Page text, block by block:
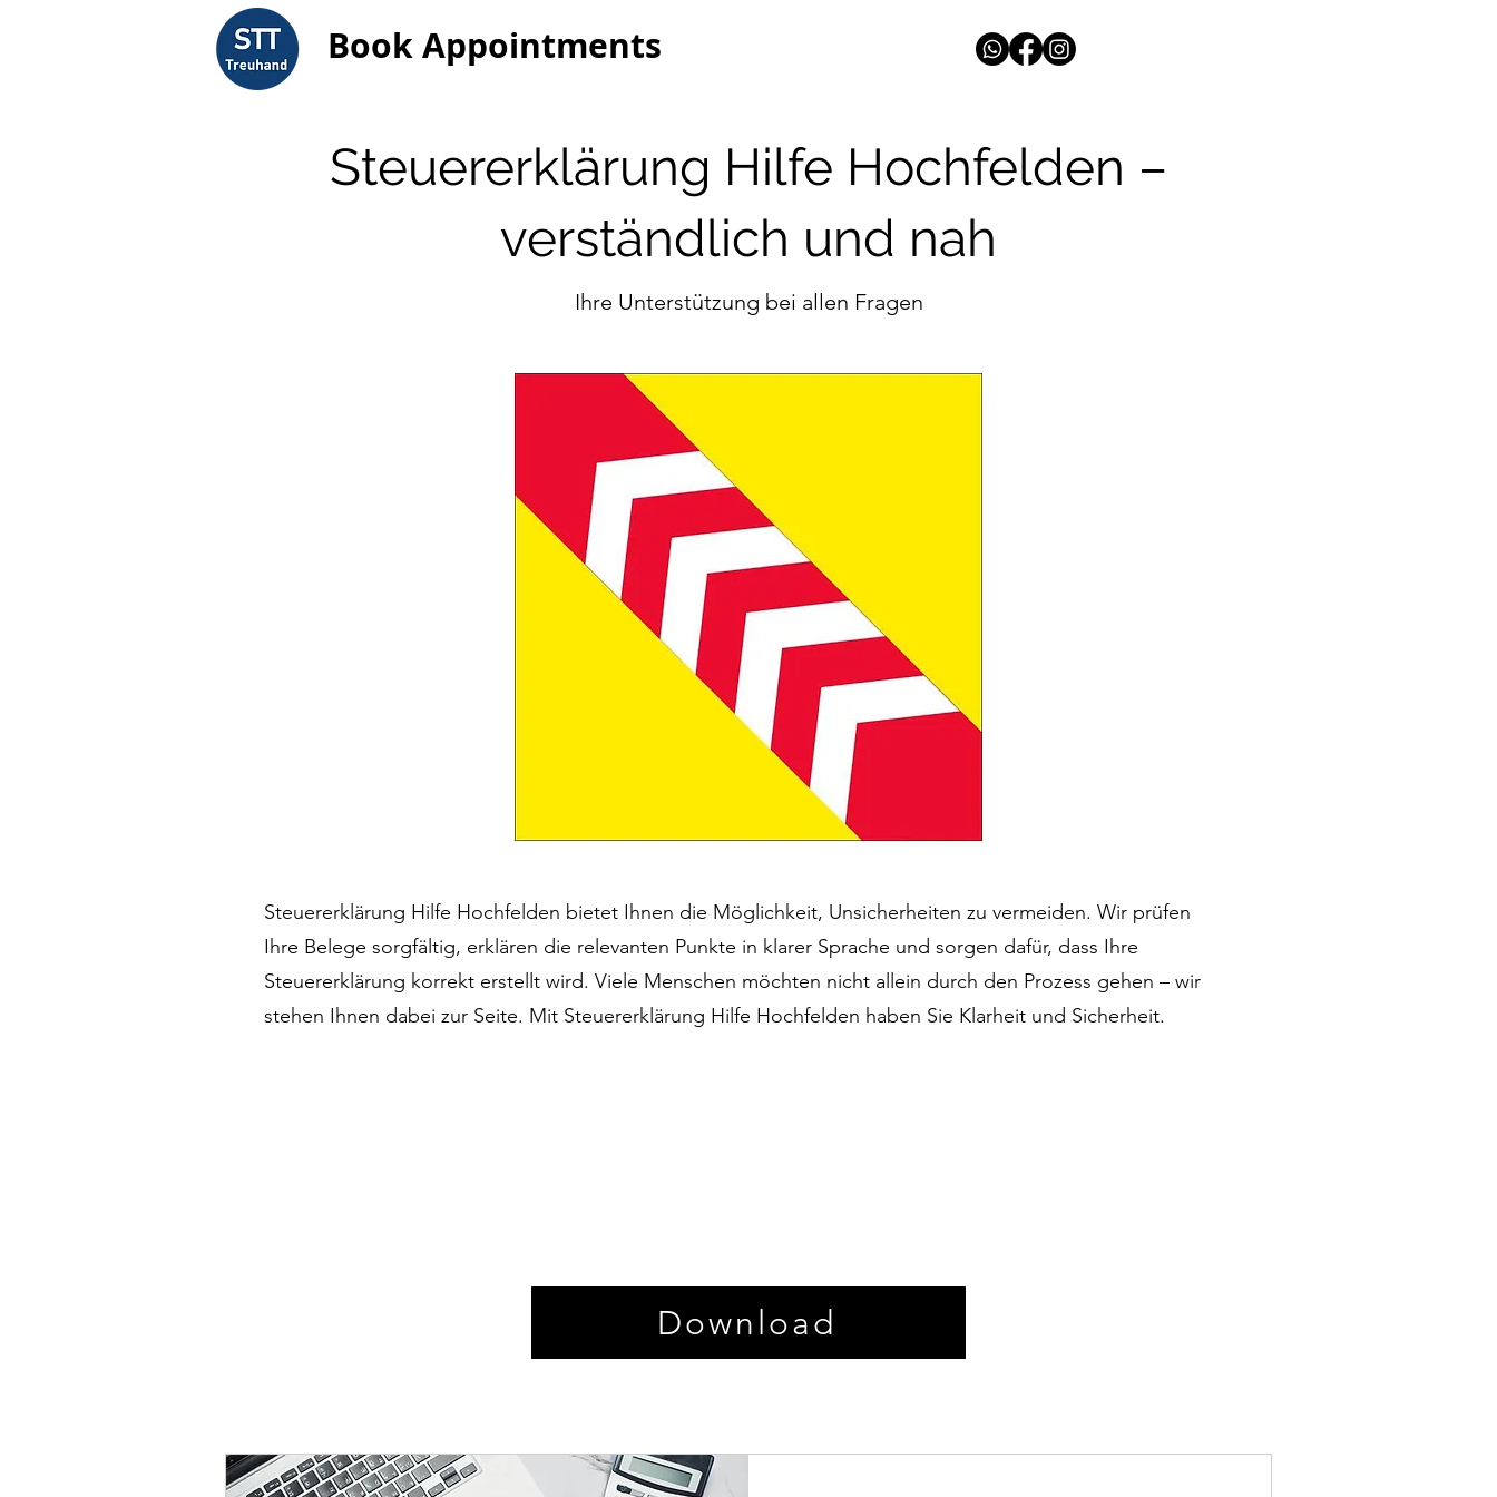
Book Appointments
Steuererklärung Hilfe Hochfelden –
verständlich und nah
Ihre Unterstützung bei allen Fragen
Steuererklärung Hilfe Hochfelden bietet Ihnen die Möglichkeit, Unsicherheiten zu vermeiden. Wir prüfen
Ihre Belege sorgfältig, erklären die relevanten Punkte in klarer Sprache und sorgen dafür, dass Ihre
Steuererklärung korrekt erstellt wird. Viele Menschen möchten nicht allein durch den Prozess gehen – wir
stehen Ihnen dabei zur Seite. Mit Steuererklärung Hilfe Hochfelden haben Sie Klarheit und Sicherheit.
Download